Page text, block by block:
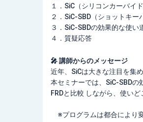
１．SiC（シリコンカーバイ
２．SiC-SBD（ショットキ
３．SiC-SBDの効果的な使い
４．質疑応答
🎤 講師からのメッセージ
近年、SiCは大きな注目を集
本セミナーでは、SiC-SBDの
FRDと比較 しながら、使いど
※プログラムは都合により